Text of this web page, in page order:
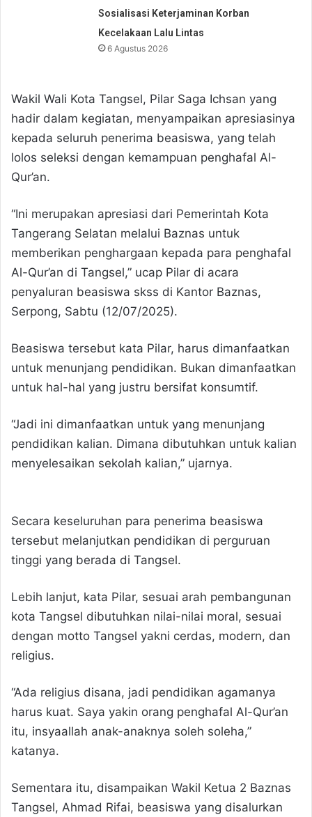
Sosialisasi Keterjaminan Korban
Kecelakaan Lalu Lintas
6 Agustus 2026
Wakil Wali Kota Tangsel, Pilar Saga Ichsan yang
hadir dalam kegiatan, menyampaikan apresiasinya
kepada seluruh penerima beasiswa, yang telah
lolos seleksi dengan kemampuan penghafal Al-
Qur’an.
“Ini merupakan apresiasi dari Pemerintah Kota
Tangerang Selatan melalui Baznas untuk
memberikan penghargaan kepada para penghafal
Al-Qur’an di Tangsel,” ucap Pilar di acara
penyaluran beasiswa skss di Kantor Baznas,
Serpong, Sabtu (12/07/2025).
Beasiswa tersebut kata Pilar, harus dimanfaatkan
untuk menunjang pendidikan. Bukan dimanfaatkan
untuk hal-hal yang justru bersifat konsumtif.
“Jadi ini dimanfaatkan untuk yang menunjang
pendidikan kalian. Dimana dibutuhkan untuk kalian
menyelesaikan sekolah kalian,” ujarnya.
Secara keseluruhan para penerima beasiswa
tersebut melanjutkan pendidikan di perguruan
tinggi yang berada di Tangsel.
Lebih lanjut, kata Pilar, sesuai arah pembangunan
kota Tangsel dibutuhkan nilai-nilai moral, sesuai
dengan motto Tangsel yakni cerdas, modern, dan
religius.
“Ada religius disana, jadi pendidikan agamanya
harus kuat. Saya yakin orang penghafal Al-Qur’an
itu, insyaallah anak-anaknya soleh soleha,”
katanya.
Sementara itu, disampaikan Wakil Ketua 2 Baznas
Tangsel, Ahmad Rifai, beasiswa yang disalurkan